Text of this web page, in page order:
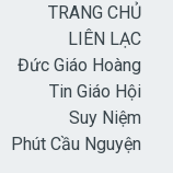
TRANG CHỦ
LIÊN LẠC
Đức Giáo Hoàng
Tin Giáo Hội
Suy Niệm
Phút Cầu Nguyện